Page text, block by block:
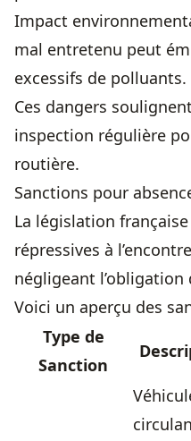
Impact
mal entretenu peut
excessifs de polluants.
Ces dangers
inspection régulière
routière.
Sanctions pour
La législation
répressives à
négligeant l’obligation
Voici un aperçu des
Type de
Sanction